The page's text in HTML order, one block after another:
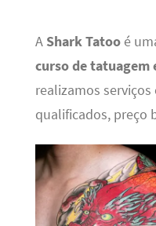
A Shark Tatooé
curso de tatuagem
realizamos
qualificados, preço